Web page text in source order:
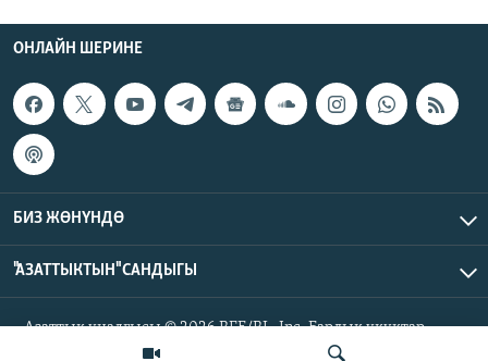
ОНЛАЙН ШЕРИНЕ
БИЗ ЖӨНҮНДӨ
"АЗАТТЫКТЫН" САНДЫГЫ
Азаттык үналгысы © 2026 RFE/RL, Inc. Бардык укуктар